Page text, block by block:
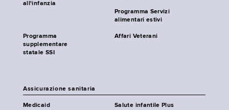
all'infanzia
Programma Servizi
alimentari estivi
Programma
supplementare
statale SSI
Affari Veterani
Assicurazione sanitaria
Medicaid
Salute infantile Plus